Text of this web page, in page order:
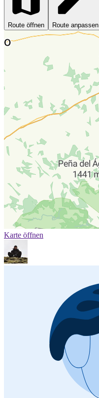
Route öffnen Route anpassen
Karte öffnen